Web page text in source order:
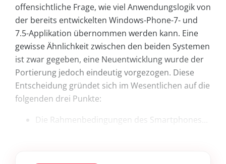
offensichtliche Frage, wie viel Anwendungslogik von
der bereits entwickelten Windows-Phone-7- und
7.5-Applikation übernommen werden kann. Eine
gewisse Ähnlichkeit zwischen den beiden Systemen
ist zwar gegeben, eine Neuentwicklung wurde der
Portierung jedoch eindeutig vorgezogen. Diese
Entscheidung gründet sich im Wesentlichen auf die
folgenden drei Punkte:
Die Rahmenbedingungen des Smartphones...